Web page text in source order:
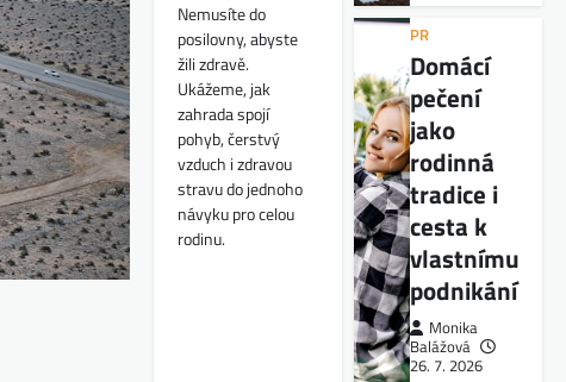
Nemusíte do
posilovny, abyste
žili zdravě.
Ukážeme, jak
zahrada spojí
pohyb, čerstvý
vzduch i zdravou
stravu do jednoho
návyku pro celou
rodinu.
PR
Domácí
pečení
jako
rodinná
tradice i
cesta k
vlastnímu
podnikání
Monika
Balážová
26. 7. 2026